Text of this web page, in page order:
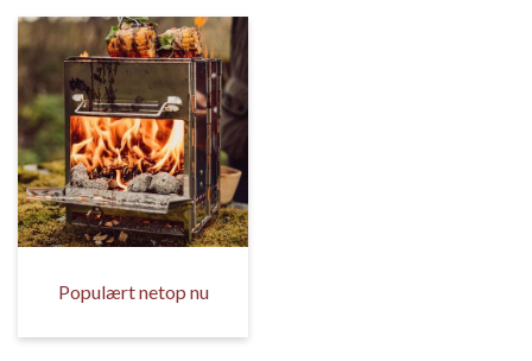
Populært netop nu